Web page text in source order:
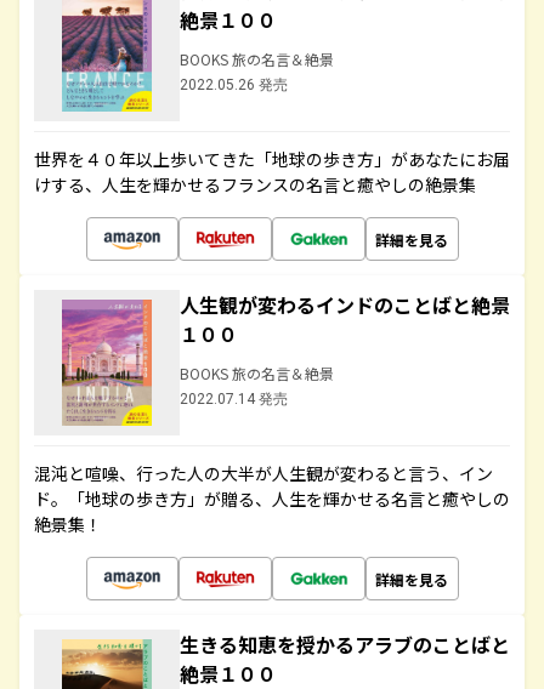
絶景１００
BOOKS 旅の名言＆絶景
2022.05.26 発売
世界を４０年以上歩いてきた「地球の歩き方」があなたにお届
けする、人生を輝かせるフランスの名言と癒やしの絶景集
詳細を見る
人生観が変わるインドのことばと絶景
１００
BOOKS 旅の名言＆絶景
2022.07.14 発売
混沌と喧噪、行った人の大半が人生観が変わると言う、イン
ド。「地球の歩き方」が贈る、人生を輝かせる名言と癒やしの
絶景集！
詳細を見る
生きる知恵を授かるアラブのことばと
絶景１００